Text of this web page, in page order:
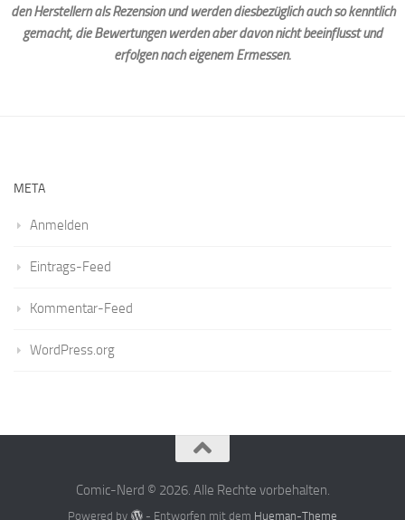
den Herstellern als Rezension und werden diesbezüglich auch so kenntlich
gemacht, die Bewertungen werden aber davon nicht beeinflusst und
erfolgen nach eigenem Ermessen.
META
Anmelden
Eintrags-Feed
Kommentar-Feed
WordPress.org
Comic-Nerd © 2026. Alle Rechte vorbehalten.
Powered by - Entworfen mit dem Hueman-Theme